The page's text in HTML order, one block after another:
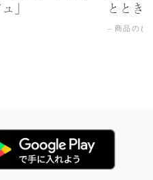
」
ととき
商品のひ